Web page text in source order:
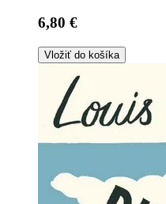
6,80 €
Vložiť do košíka